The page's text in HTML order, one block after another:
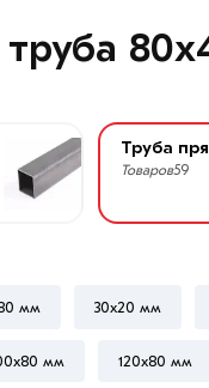
труба
Труба
Товаров59
мм 30х20 мм
мм 120х80 мм